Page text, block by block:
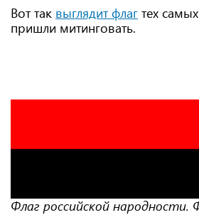
Вот так выглядит флаг тех
пришли митинговать.
Флаг российской народности.